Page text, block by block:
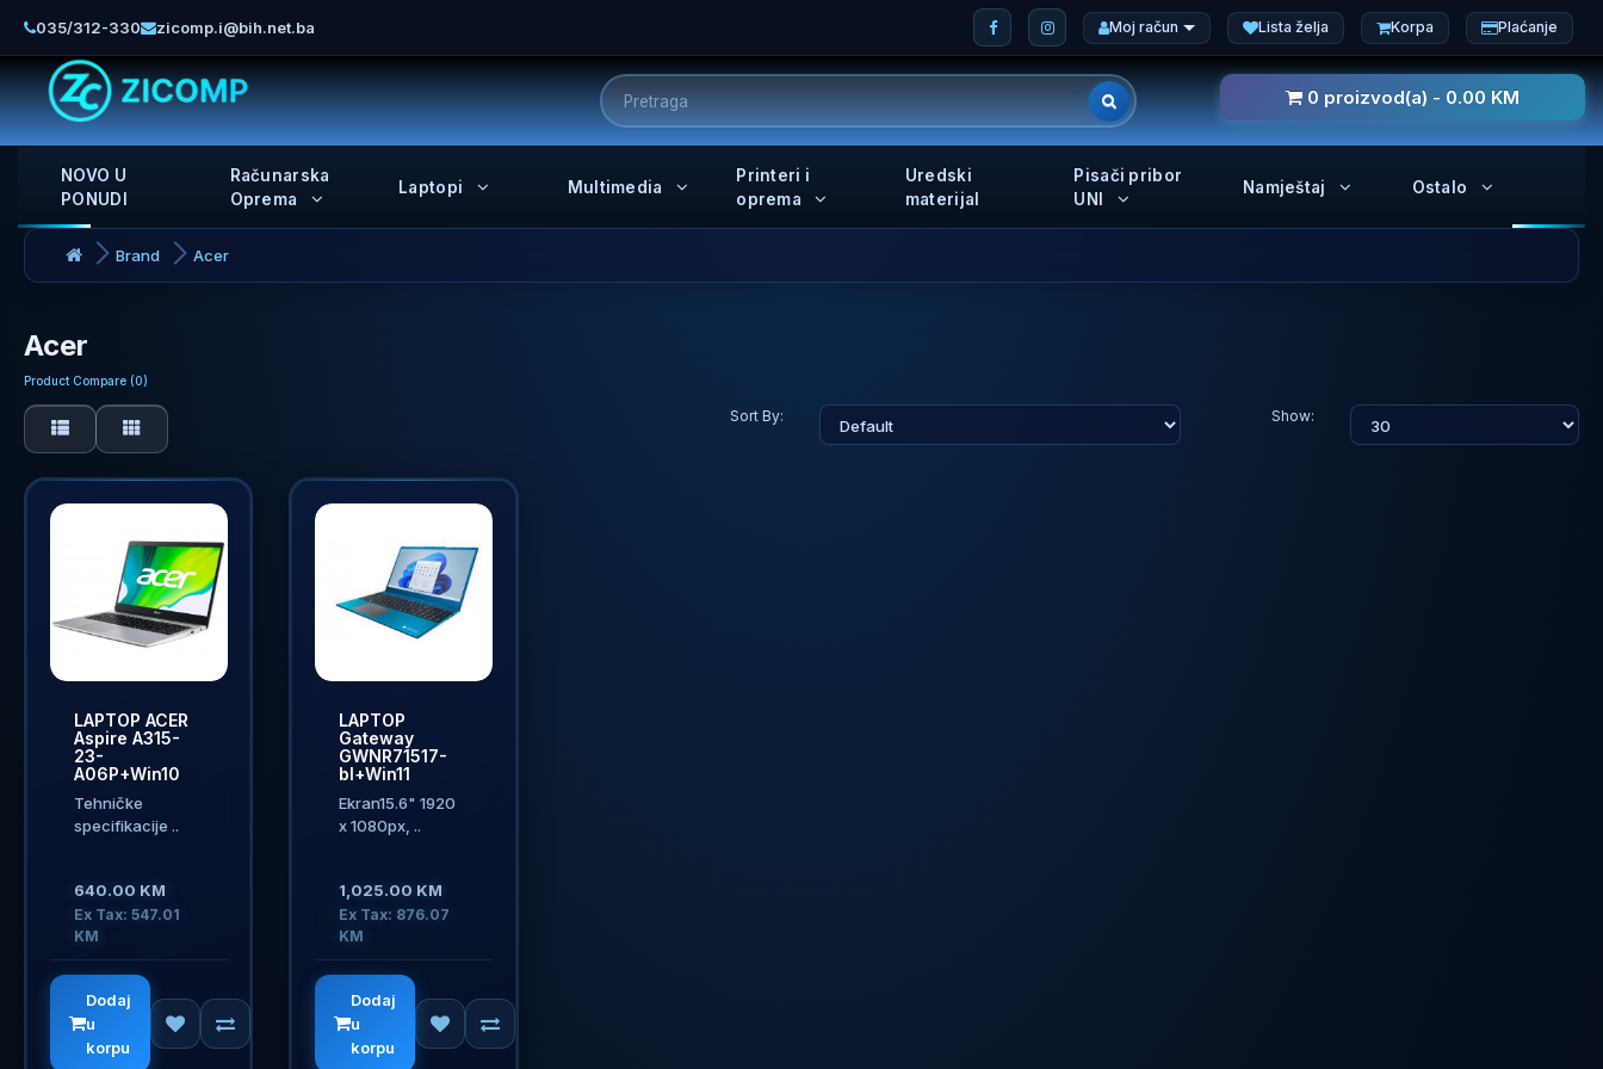
035/312-330 zicomp.i@bih.net.ba Moj račun Lista želja Korpa Plaćanje
0 proizvod(a) - 0.00 KM
NOVO U
PONUDI
Računarska
Oprema
Laptopi Multimedia
Printeri i
oprema
Uredski
materijal
Pisači pribor
UNI
Namještaj Ostalo
Brand Acer
Acer
Product Compare (0)
Sort By: Show:
LAPTOP ACER
Aspire A315-
23-
A06P+Win10
Tehničke
specifikacije ..
640.00 KM
Ex Tax: 547.01
KM
Dodaj
u
korpu
LAPTOP
Gateway
GWNR71517-
bl+Win11
Ekran15.6" 1920
x 1080px, ..
1,025.00 KM
Ex Tax: 876.07
KM
Dodaj
u
korpu